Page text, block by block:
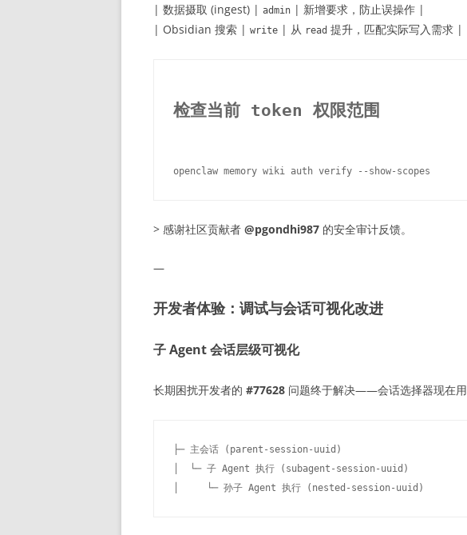
| 数据摄取 (ingest) | admin | 新增要求，防止误操作 |
| Obsidian 搜索 | write | 从 read 提升，匹配实际写入需求 |
检查当前 token 权限范围
> 感谢社区贡献者 @pgondhi987 的安全审计反馈。
—
开发者体验：调试与会话可视化改进
子 Agent 会话层级可视化
长期困扰开发者的 #77628 问题终于解决——会话选择器现在用
├─ 主会话 (parent-session-uuid)
│  └─ 子 Agent 执行 (subagent-session-uuid)